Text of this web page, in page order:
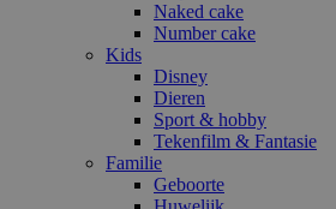
Naked cake
Number cake
Kids
Disney
Dieren
Sport & hobby
Tekenfilm & Fantasie
Familie
Geboorte